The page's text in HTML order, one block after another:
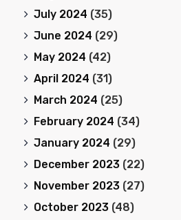
July 2024 (35)
June 2024 (29)
May 2024 (42)
April 2024 (31)
March 2024 (25)
February 2024 (34)
January 2024 (29)
December 2023 (22)
November 2023 (27)
October 2023 (48)